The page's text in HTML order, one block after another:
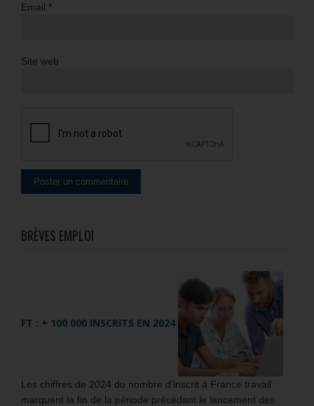
Email *
Site web
BRÈVES EMPLOI
FT : + 100 000 INSCRITS EN 2024
Les chiffres de 2024 du nombre d’inscrit à France travail
marquent la fin de la période précédant le lancement des